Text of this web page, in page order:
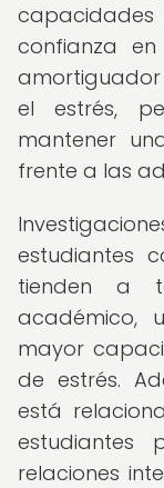
capacidades
confianza
amortiguador
el estrés,
mantener
frente a las
estudiantes
tienden a
académico,
mayor
de estrés.
está
estudiantes
relaciones